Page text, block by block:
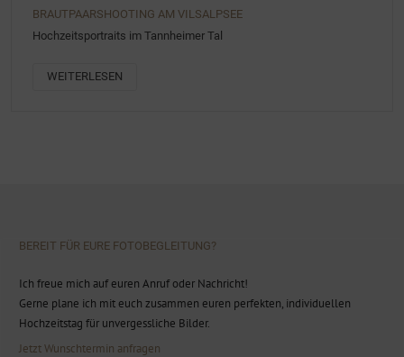
BRAUTPAARSHOOTING AM VILSALPSEE
Hochzeitsportraits im Tannheimer Tal
WEITERLESEN
BEREIT FÜR EURE FOTOBEGLEITUNG?
Ich freue mich auf euren Anruf oder Nachricht!
Gerne plane ich mit euch zusammen euren perfekten, individuellen
Hochzeitstag für unvergessliche Bilder.
Jetzt Wunschtermin anfragen